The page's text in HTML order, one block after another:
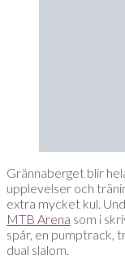
Grännaberget blir
upplevelser och
extra mycket kul.
MTB Arena som i
spår, en pumptrack,
dual slalom.